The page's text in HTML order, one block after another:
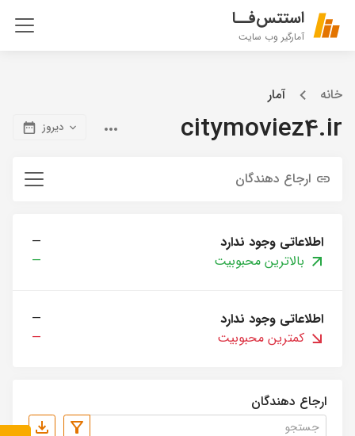
استتس‌فــا
آمارگیر وب سایت
خانه آمار
citymoviez4.ir دیروز
ارجاع دهندگان
اطلاعاتی وجود ندارد
—
بالاترین محبوبیت
—
اطلاعاتی وجود ندارد
—
کمترین محبوبیت
—
ارجاع دهندگان